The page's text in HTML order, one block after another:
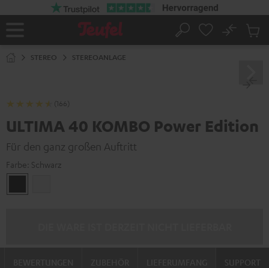
Startseite
Suche
No
STEREO STEREOANLAGE
(166)
ULTIMA 40 KOMBO Power Edition
Für den ganz großen Auftritt
Farbe: Schwarz
SUPPORT